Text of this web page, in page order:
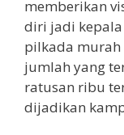
memberikan
diri jadi
pilkada murah
jumlah yang
ratusan ribu
dijadikan